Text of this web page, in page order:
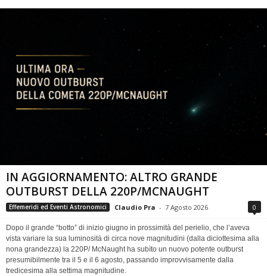
IN AGGIORNAMENTO: ALTRO GRANDE
OUTBURST DELLA 220P/MCNAUGHT
Effemeridi ed Eventi Astronomici Claudio Pra - 7 Agosto 2026 0
Dopo il grande “botto” di inizio giugno in prossimità del perielio, che l’aveva
vista variare la sua luminosità di circa nove magnitudini (dalla diciottesima alla
nona grandezza) la 220P/ McNaught ha subìto un nuovo potente outburst
presumibilmente tra il 5 e il 6 agosto, passando improvvisamente dalla
tredicesima alla settima magnitudine.